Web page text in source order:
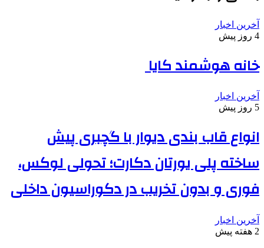
آخرین اخبار
4 روز پیش
خانه هوشمند کایا
آخرین اخبار
5 روز پیش
انواع قاب بندی دیوار با گچبری پیش
ساخته پلی یورتان دکارت؛ تحولی لوکس،
فوری و بدون تخریب در دکوراسیون داخلی
آخرین اخبار
2 هفته پیش